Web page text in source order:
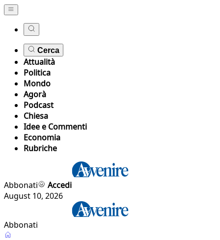
Cerca
Attualità
Politica
Mondo
Agorà
Podcast
Chiesa
Idee e Commenti
Economia
Rubriche
Abbonati
Accedi
August 10, 2026
Abbonati